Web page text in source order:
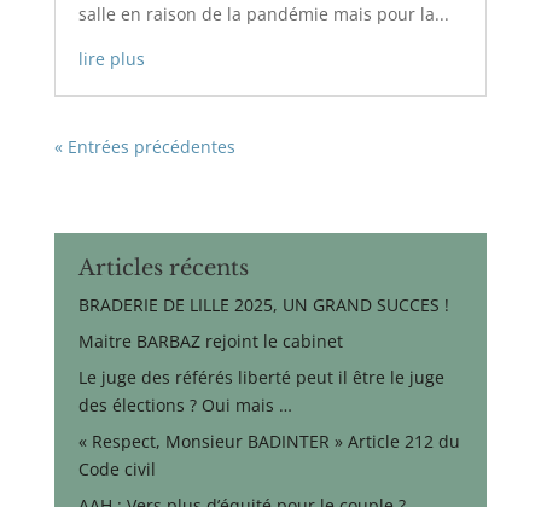
salle en raison de la pandémie mais pour la...
lire plus
« Entrées précédentes
Articles récents
BRADERIE DE LILLE 2025, UN GRAND SUCCES !
Maitre BARBAZ rejoint le cabinet
Le juge des référés liberté peut il être le juge
des élections ? Oui mais …
« Respect, Monsieur BADINTER » Article 212 du
Code civil